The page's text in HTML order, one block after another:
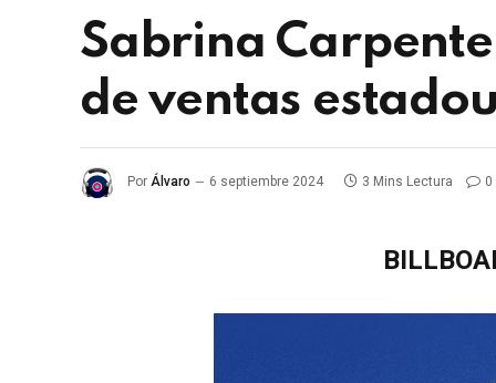
Sabrina
de ventas
Por Álvaro 6 septiembre 2024 3 Mins Lectura 0